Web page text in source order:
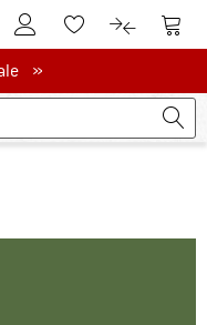
Zum KundenkontoZum Merkzettel.
Zum Zum
»